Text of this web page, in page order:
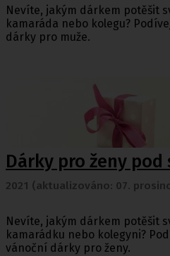
Nevíte, jakým dárkem potěšit
kamaráda nebo kolegu?
dárky pro muže.
Dárky pro ženy
2021 (aktualizováno: 07.
Nevíte, jakým dárkem potěšit
kamarádku nebo kolegyni?
vánoční dárky pro ženy.